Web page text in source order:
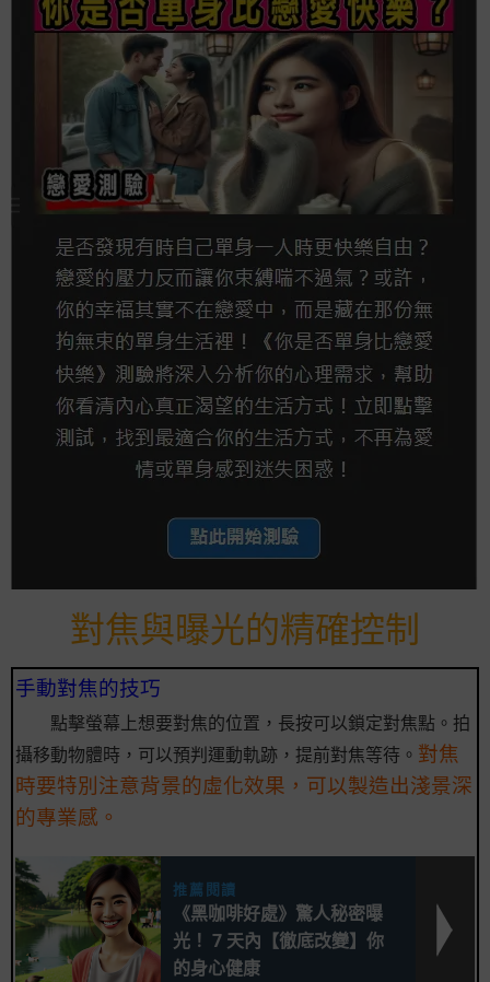
對焦與曝光的精確控制
手動對焦的技巧
點擊螢幕上想要對焦的位置，長按可以鎖定對焦點。拍
攝移動物體時，可以預判運動軌跡，提前對焦等待。 對焦
時要特別注意背景的虛化效果，可以製造出淺景深
的專業感。
推薦閱讀
《黑咖啡好處》驚人秘密曝
光！ 7 天內【徹底改變】你
的身心健康